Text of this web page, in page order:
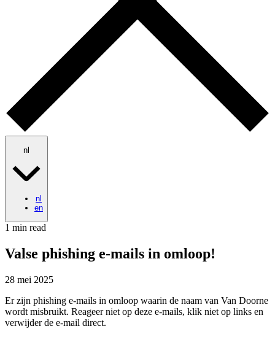
nl
nl
en
1 min read
Valse phishing e-mails in omloop!
28 mei 2025
Er zijn phishing e-mails in omloop waarin de naam van Van Doorne
wordt misbruikt. Reageer niet op deze e-mails, klik niet op links en
verwijder de e-mail direct.